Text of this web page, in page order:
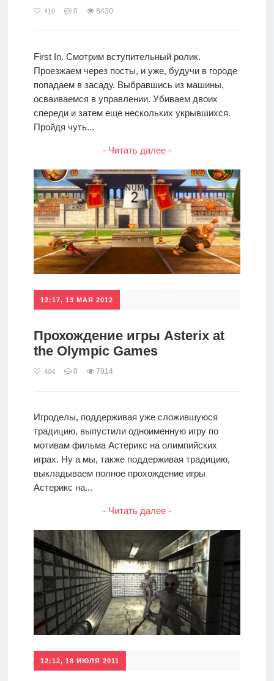
410 0 8430
First In. Смотрим вступительный ролик.
Проезжаем через посты, и уже, будучи в городе
попадаем в засаду. Выбравшись из машины,
осваиваемся в управлении. Убиваем двоих
спереди и затем еще нескольких укрывшихся.
Пройдя чуть...
- Читать далее -
12:17, 13 МАЯ 2012
Прохождение игры Asterix at
the Olympic Games
404 0 7914
Игроделы, поддерживая уже сложившуюся
традицию, выпустили одноименную игру по
мотивам фильма Астерикс на олимпийских
играх. Ну а мы, также поддерживая традицию,
выкладываем полное прохождение игры
Астерикс на...
- Читать далее -
12:12, 18 ИЮЛЯ 2011